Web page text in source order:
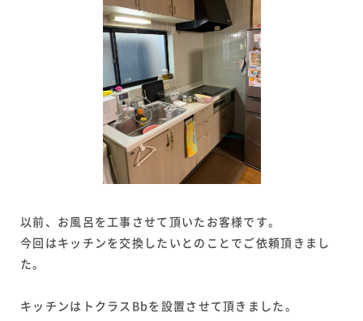
以前、お風呂を工事させて頂いたお客様です。
今回はキッチンを交換したいとのことでご依頼頂きまし
た。
キッチンはトクラスBbを設置させて頂きました。